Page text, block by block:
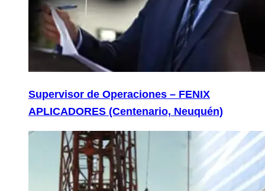
Supervisor de Operaciones – FENIX
APLICADORES (Centenario, Neuquén)